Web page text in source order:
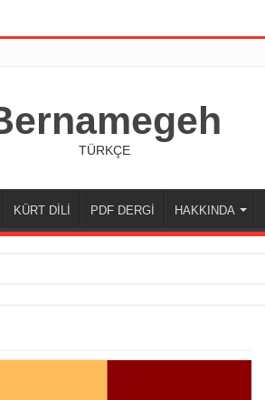
TÜRKÇE
KÜRT DİLİ PDF DERGİ HAKKINDA